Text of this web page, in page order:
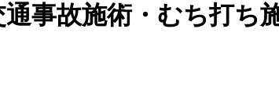
事故施術・むち打